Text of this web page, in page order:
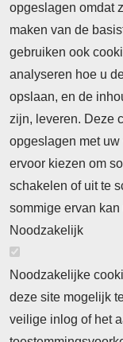
opgeslagen omdat
maken van de
gebruiken ook
analyseren hoe u
opslaan, en de
zijn, leveren. Deze
opgeslagen met
ervoor kiezen om
schakelen of uit te
sommige ervan
Noodzakelijk
Noodzakelijke
deze site mogelijk
veilige inlog of het
Nieuws
Neem contact op
Cookieverklaring